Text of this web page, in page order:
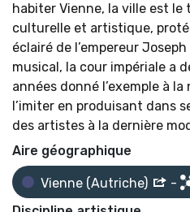
habiter Vienne, la ville est le
culturelle et artistique,
éclairé de l’empereur
musical, la cour impériale a
années donné l’exemple à
l’imiter en produisant dans
des artistes à la dernière
Aire géographique
Vienne (Autriche)
-